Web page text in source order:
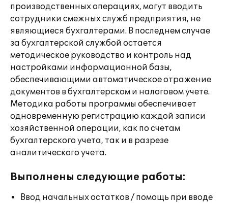
производственных операциях, могут вводить
сотрудники смежных служб предприятия, не
являющиеся бухгалтерами. В последнем случае
за бухгалтерской службой остается
методическое руководство и контроль над
настройками информационной базы,
обеспечивающими автоматическое отражение
документов в бухгалтерском и налоговом учете.
Методика работы программы обеспечивает
одновременную регистрацию каждой записи
хозяйственной операции, как по счетам
бухгалтерского учета, так и в разрезе
аналитического учета.
Выполнены следующие работы:
Ввод начальных остатков / помощь при вводе